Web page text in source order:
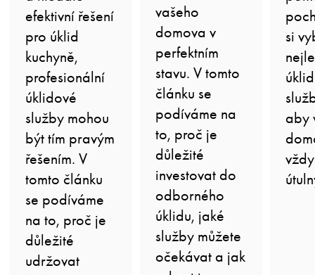
efektivní řešení
pro úklid
kuchyně,
profesionální
úklidové
služby mohou
být tím pravým
řešením. V
tomto článku
se podíváme
na to, proč je
důležité
udržovat
vašeho
domova v
perfektním
stavu. V tomto
článku se
podíváme na
to, proč je
důležité
investovat do
odborného
úklidu, jaké
služby můžete
očekávat a jak
si
aby